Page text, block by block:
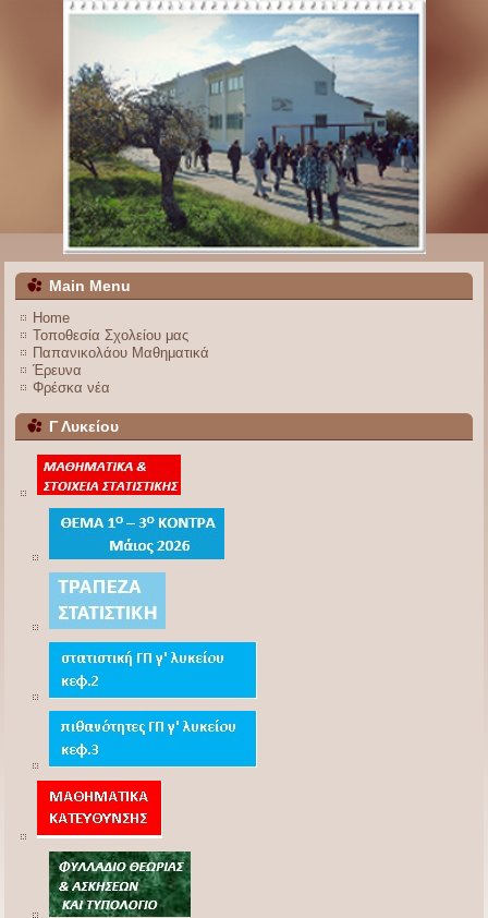
Main Menu
Home
Τοποθεσία Σχολείου μας
Παπανικολάου Μαθηματικά
Έρευνα
Φρέσκα νέα
Γ Λυκείου